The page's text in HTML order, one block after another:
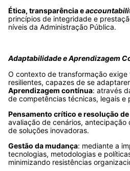
Ética, transparência e
princípios de integridade e
níveis da Administração Pública.
Adaptabilidade e Aprendizagem
O contexto de transformação exige
resilientes, capazes de se
Aprendizagem contínua: através
de competências técnicas, legais e
Pensamento crítico e resolução
avaliação de cenários, antecipação
de soluções inovadoras.
Gestão da mudança: mediante a
tecnologias, metodologias e
minimizando resistências